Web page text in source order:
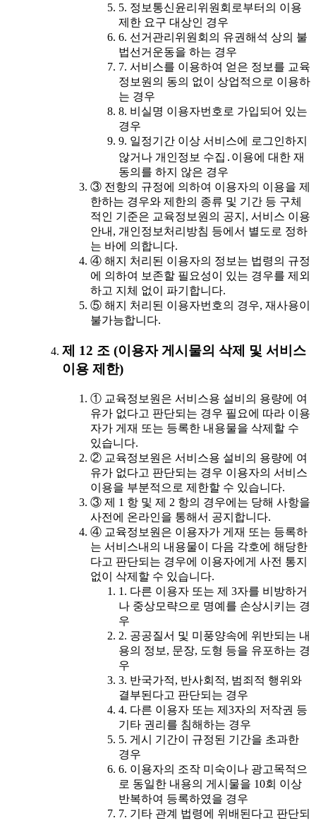
5. 정보통신윤리위원회로부터의 이용
제한 요구 대상인 경우
6. 선거관리위원회의 유권해석 상의 불
법선거운동을 하는 경우
7. 서비스를 이용하여 얻은 정보를 교육
정보원의 동의 없이 상업적으로 이용하
는 경우
8. 비실명 이용자번호로 가입되어 있는
경우
9. 일정기간 이상 서비스에 로그인하지
않거나 개인정보 수집․이용에 대한 재
동의를 하지 않은 경우
③ 전항의 규정에 의하여 이용자의 이용을 제
한하는 경우와 제한의 종류 및 기간 등 구체
적인 기준은 교육정보원의 공지, 서비스 이용
안내, 개인정보처리방침 등에서 별도로 정하
는 바에 의합니다.
④ 해지 처리된 이용자의 정보는 법령의 규정
에 의하여 보존할 필요성이 있는 경우를 제외
하고 지체 없이 파기합니다.
⑤ 해지 처리된 이용자번호의 경우, 재사용이
불가능합니다.
제 12 조 (이용자 게시물의 삭제 및 서비스
이용 제한)
① 교육정보원은 서비스용 설비의 용량에 여
유가 없다고 판단되는 경우 필요에 따라 이용
자가 게재 또는 등록한 내용물을 삭제할 수
있습니다.
② 교육정보원은 서비스용 설비의 용량에 여
유가 없다고 판단되는 경우 이용자의 서비스
이용을 부분적으로 제한할 수 있습니다.
③ 제 1 항 및 제 2 항의 경우에는 당해 사항을
사전에 온라인을 통해서 공지합니다.
④ 교육정보원은 이용자가 게재 또는 등록하
는 서비스내의 내용물이 다음 각호에 해당한
다고 판단되는 경우에 이용자에게 사전 통지
없이 삭제할 수 있습니다.
1. 다른 이용자 또는 제 3자를 비방하거
나 중상모략으로 명예를 손상시키는 경
우
2. 공공질서 및 미풍양속에 위반되는 내
용의 정보, 문장, 도형 등을 유포하는 경
우
3. 반국가적, 반사회적, 범죄적 행위와
결부된다고 판단되는 경우
4. 다른 이용자 또는 제3자의 저작권 등
기타 권리를 침해하는 경우
5. 게시 기간이 규정된 기간을 초과한
경우
6. 이용자의 조작 미숙이나 광고목적으
로 동일한 내용의 게시물을 10회 이상
반복하여 등록하였을 경우
7. 기타 관계 법령에 위배된다고 판단되